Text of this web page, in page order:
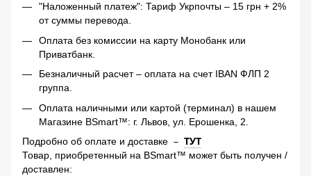
"Наложенный платеж": Тариф Укрпочты – 15 грн + 2%
от суммы перевода.
Оплата без комиссии на карту Монобанк или
Приватбанк.
Безналичный расчет – оплата на счет IBAN ФЛП 2
группа.
Оплата наличными или картой (терминал) в нашем
Магазине BSmart™: г. Львов, ул. Ерошенка, 2.
Подробно об оплате и доставке – ТУТ
Товар, приобретенный на BSmart™ может быть получен /
доставлен: